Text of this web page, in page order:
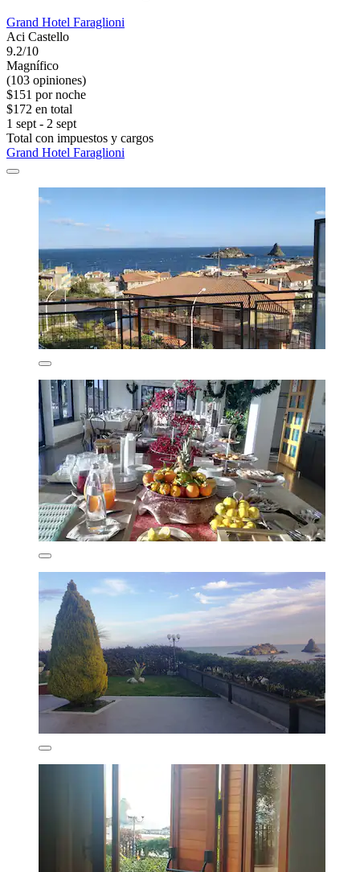
Grand Hotel Faraglioni
Aci Castello
9.2/10
Magnífico
(103 opiniones)
$151 por noche
$172 en total
1 sept - 2 sept
Total con impuestos y cargos
Grand Hotel Faraglioni